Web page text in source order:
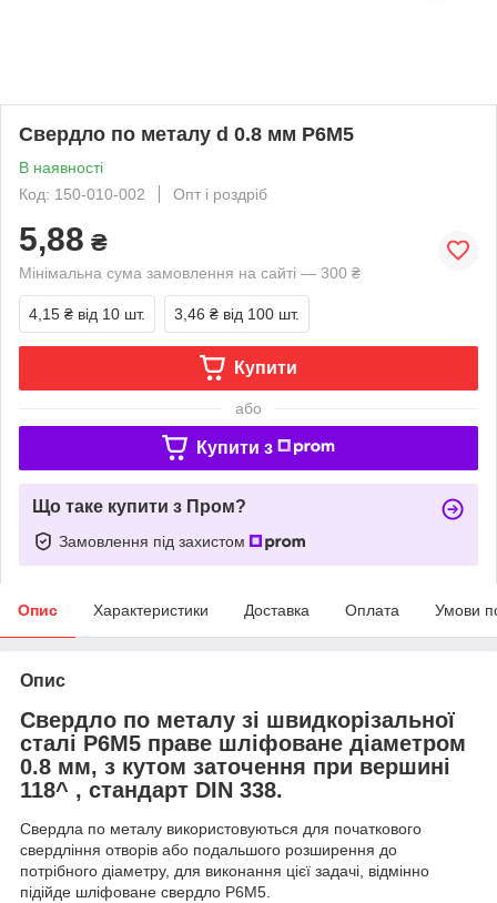
Свердло по металу d 0.8 мм Р6М5
В наявності
Код: 150-010-002
Опт і роздріб
5,88 ₴
Мінімальна сума замовлення на сайті — 300 ₴
4,15 ₴ від 10 шт. 3,46 ₴ від 100 шт.
Купити
або
Купити з
Що таке купити з Пром?
Замовлення під захистом
Опис Характеристики Доставка Оплата Умови
Опис
Свердло по металу зі швидкорізальної
сталі Р6М5 праве шліфоване діаметром
0.8 мм, з кутом заточення при вершині
118^ , стандарт DIN 338.
Свердла по металу використовуються для початкового
свердління отворів або подальшого розширення до
потрібного діаметру, для виконання цієї задачі, відмінно
підійде шліфоване свердло Р6М5.